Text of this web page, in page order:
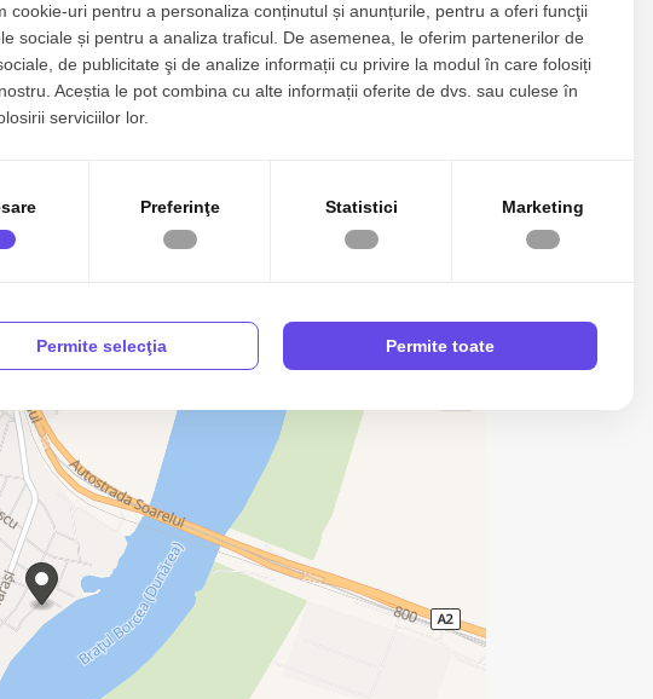
#TerenIntravilan #InvestitieImobiliara #Fetesti
Nr. fronturi: 1
Clasificare teren: Intravilan
Canalizare
cookie-uri pentru a personaliza conținutul și anunțurile, pentru a oferi funcţii
sociale și pentru a analiza traficul. De asemenea, le oferim partenerilor de
de publicitate şi de analize informații cu privire la modul în care folosiți
Aceștia le pot combina cu alte informații oferite de dvs. sau culese în
serviciilor lor.
Preferinţe Statistici Marketing
Permite selecţia Permite toate